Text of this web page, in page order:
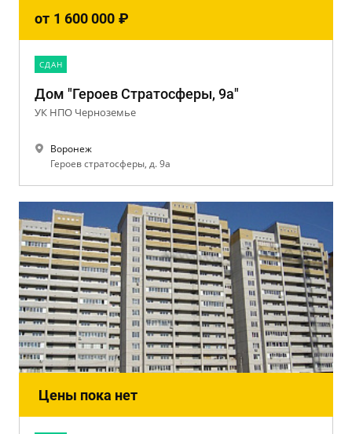
от 1 600 000 ₽
CДАН
Дом "Героев Стратосферы, 9а"
УК НПО Черноземье
Воронеж
Героев стратосферы, д. 9а
Цены пока нет